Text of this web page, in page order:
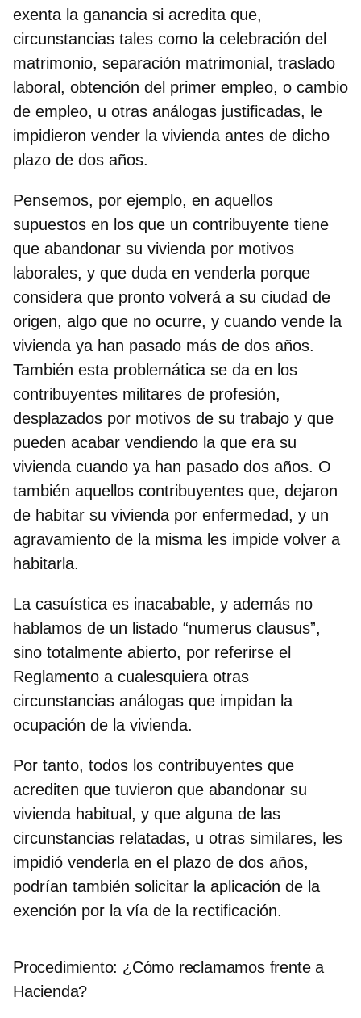
exenta la ganancia si acredita que,
circunstancias tales como la celebración del
matrimonio, separación matrimonial, traslado
laboral, obtención del primer empleo, o cambio
de empleo, u otras análogas justificadas, le
impidieron vender la vivienda antes de dicho
plazo de dos años.
Pensemos, por ejemplo, en aquellos
supuestos en los que un contribuyente tiene
que abandonar su vivienda por motivos
laborales, y que duda en venderla porque
considera que pronto volverá a su ciudad de
origen, algo que no ocurre, y cuando vende la
vivienda ya han pasado más de dos años.
También esta problemática se da en los
contribuyentes militares de profesión,
desplazados por motivos de su trabajo y que
pueden acabar vendiendo la que era su
vivienda cuando ya han pasado dos años. O
también aquellos contribuyentes que, dejaron
de habitar su vivienda por enfermedad, y un
agravamiento de la misma les impide volver a
habitarla.
La casuística es inacabable, y además no
hablamos de un listado “numerus clausus”,
sino totalmente abierto, por referirse el
Reglamento a cualesquiera otras
circunstancias análogas que impidan la
ocupación de la vivienda.
Por tanto, todos los contribuyentes que
acrediten que tuvieron que abandonar su
vivienda habitual, y que alguna de las
circunstancias relatadas, u otras similares, les
impidió venderla en el plazo de dos años,
podrían también solicitar la aplicación de la
exención por la vía de la rectificación.
Procedimiento: ¿Cómo reclamamos frente a
Hacienda?